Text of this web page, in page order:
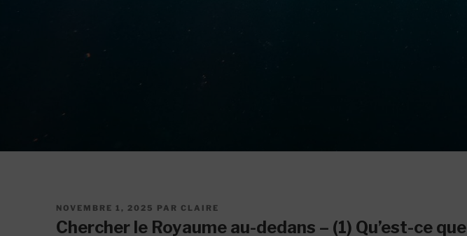
PUBLIÉ
LE
NOVEMBRE 1, 2025 PAR CLAIRE
Chercher le Royaume au-dedans – (1) Qu’est-ce que